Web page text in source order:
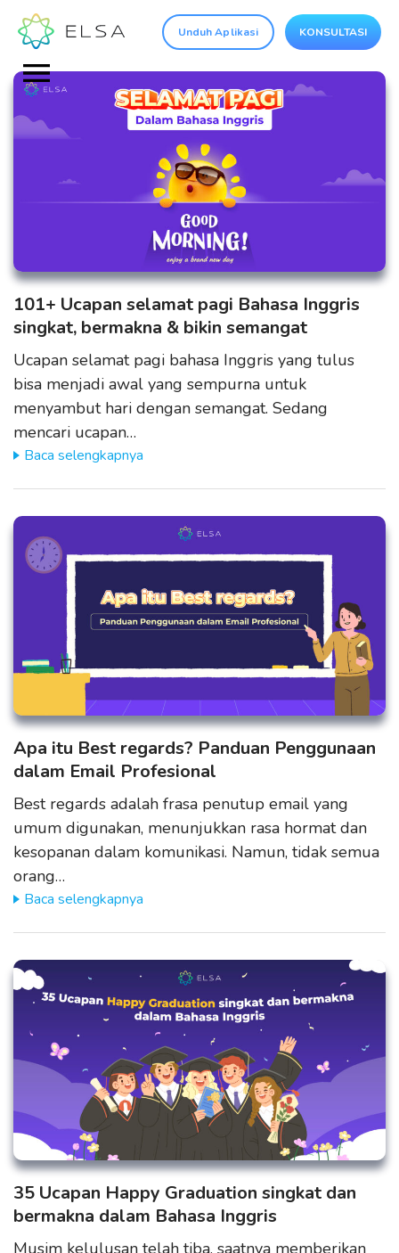
Unduh Aplikasi KONSULTASI
101+ Ucapan selamat pagi Bahasa Inggris
singkat, bermakna & bikin semangat
Ucapan selamat pagi bahasa Inggris yang tulus
bisa menjadi awal yang sempurna untuk
menyambut hari dengan semangat. Sedang
mencari ucapan…
Baca selengkapnya
Apa itu Best regards? Panduan Penggunaan
dalam Email Profesional
Best regards adalah frasa penutup email yang
umum digunakan, menunjukkan rasa hormat dan
kesopanan dalam komunikasi. Namun, tidak semua
orang…
Baca selengkapnya
35 Ucapan Happy Graduation singkat dan
bermakna dalam Bahasa Inggris
Musim kelulusan telah tiba, saatnya memberikan